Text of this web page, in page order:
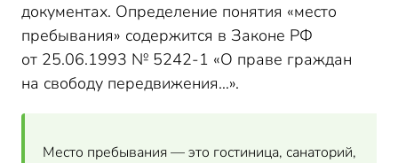
документах. Определение понятия «место
пребывания» содержится в Законе РФ
от 25.06.1993 № 5242-1 «О праве граждан
на свободу передвижения…».
Место пребывания — это гостиница, санаторий,